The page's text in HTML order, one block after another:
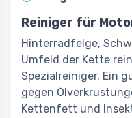
Reiniger für
Hinterradfelge,
Umfeld der Kette
Spezialreiniger. Ein
gegen
Kettenfett und